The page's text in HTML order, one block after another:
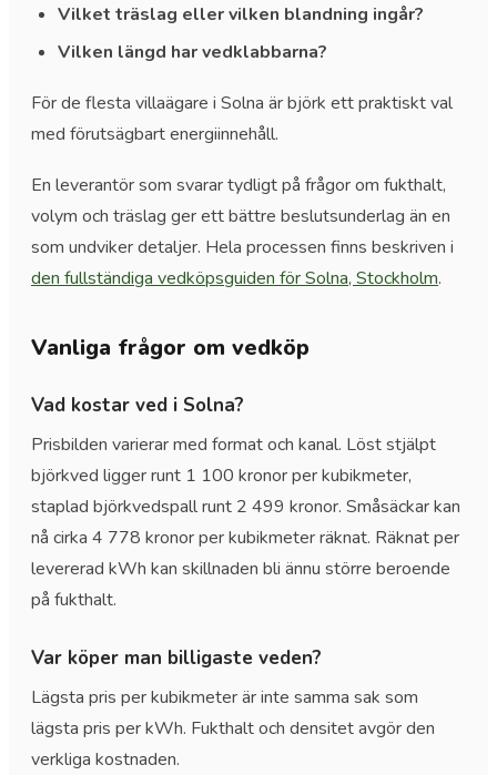
Vilket träslag eller vilken blandning ingår?
Vilken längd har vedklabbarna?
För de flesta villaägare i Solna är björk ett praktiskt val
med förutsägbart energiinnehåll.
En leverantör som svarar tydligt på frågor om fukthalt,
volym och träslag ger ett bättre beslutsunderlag än en
som undviker detaljer. Hela processen finns beskriven i
den fullständiga vedköpsguiden för Solna, Stockholm.
Vanliga frågor om vedköp
Vad kostar ved i Solna?
Prisbilden varierar med format och kanal. Löst stjälpt
björkved ligger runt 1 100 kronor per kubikmeter,
staplad björkvedspall runt 2 499 kronor. Småsäckar kan
nå cirka 4 778 kronor per kubikmeter räknat. Räknat per
levererad kWh kan skillnaden bli ännu större beroende
på fukthalt.
Var köper man billigaste veden?
Lägsta pris per kubikmeter är inte samma sak som
lägsta pris per kWh. Fukthalt och densitet avgör den
verkliga kostnaden.